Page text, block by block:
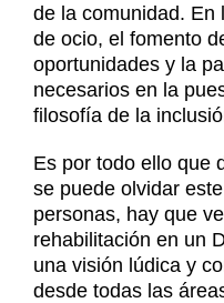
de la comunidad. En
de ocio, el fomento
oportunidades y la
necesarios en la
filosofía de la
Es por todo ello que
se puede olvidar
personas, hay que
rehabilitación en un
una visión lúdica y
desde todas las